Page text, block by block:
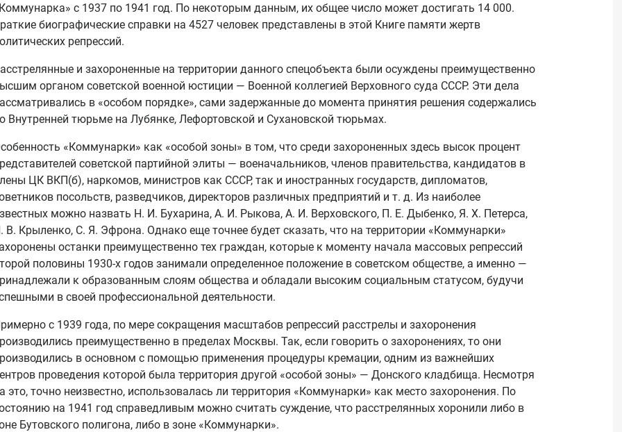
с 1937 по 1941 год. По некоторым данным, их общее число может достигать 14 000.
биографические справки на 4527 человек представлены в этой Книге памяти жертв
репрессий.
и захороненные на территории данного спецобъекта были осуждены преимущественно
органом советской военной юстиции — Военной коллегией Верховного суда СССР. Эти дела
в «особом порядке», сами задержанные до момента принятия решения содержались
Внутренней тюрьме на Лубянке, Лефортовской и Сухановской тюрьмах.
«Коммунарки» как «особой зоны» в том, что среди захороненных здесь высок процент
советской партийной элиты — военачальников, членов правительства, кандидатов в
ЦК ВКП(б), наркомов, министров как СССР, так и иностранных государств, дипломатов,
посольств, разведчиков, директоров различных предприятий и т. д. Из наиболее
можно назвать Н. И. Бухарина, А. И. Рыкова, А. И. Верховского, П. Е. Дыбенко, Я. Х. Петерса,
В. Крыленко, С. Я. Эфрона. Однако еще точнее будет сказать, что на территории «Коммунарки»
останки преимущественно тех граждан, которые к моменту начала массовых репрессий
половины 1930-х годов занимали определенное положение в советском обществе, а именно —
к образованным слоям общества и обладали высоким социальным статусом, будучи
в своей профессиональной деятельности.
с 1939 года, по мере сокращения масштабов репрессий расстрелы и захоронения
преимущественно в пределах Москвы. Так, если говорить о захоронениях, то они
в основном с помощью применения процедуры кремации, одним из важнейших
проведения которой была территория другой «особой зоны» — Донского кладбища. Несмотря
это, точно неизвестно, использовалась ли территория «Коммунарки» как место захоронения. По
на 1941 год справедливым можно считать суждение, что расстрелянных хоронили либо в
Бутовского полигона, либо в зоне «Коммунарки».